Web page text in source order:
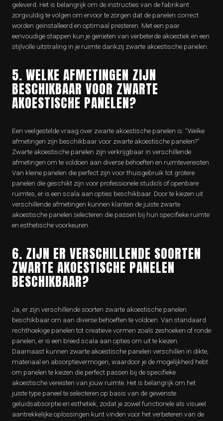
geleverd. Het is belangrijk om de instructies van de fabrikant
zorgvuldig te volgen om ervoor te zorgen dat de panelen correct
worden geïnstalleerd en optimaal presteren. Met een paar
eenvoudige stappen kun je genieten van verbeterde akoestiek en een
stijlvolle uitstraling in je ruimte dankzij zwarte akoestische panelen.
5. WELKE AFMETINGEN ZIJN
BESCHIKBAAR VOOR ZWARTE
AKOESTISCHE PANELEN?
Een veelgestelde vraag over zwarte akoestische panelen is: “Welke
afmetingen zijn beschikbaar voor zwarte akoestische panelen?”
Zwarte akoestische panelen zijn verkrijgbaar in verschillende
afmetingen om te voldoen aan diverse behoeften en ruimtevereisten.
Van kleine panelen die perfect zijn voor thuisgebruik tot grotere
panelen die geschikt zijn voor professionele studio’s of openbare
ruimtes, er is een scala aan opties beschikbaar. Door te kiezen uit
verschillende afmetingen kunnen klanten de juiste zwarte
akoestische panelen selecteren die passen bij hun specifieke ruimte
en esthetische voorkeuren.
6. ZIJN ER VERSCHILLENDE SOORTEN
ZWARTE AKOESTISCHE PANELEN
BESCHIKBAAR?
Ja, er zijn verschillende soorten zwarte akoestische panelen
beschikbaar om aan diverse behoeften te voldoen. Van standaard
rechthoekige panelen tot creatieve vormen zoals zeshoeken of ronde
panelen, er is een breed scala aan opties om uit te kiezen.
Daarnaast kunnen zwarte akoestische panelen verschillen in dikte,
materiaal en absorptievermogen, waardoor je de mogelijkheid hebt
om panelen te kiezen die perfect passen bij de specifieke
akoestische vereisten van jouw ruimte. Het is belangrijk om het
juiste type paneel te selecteren op basis van de gewenste
geluidsabsorptie en esthetiek, zodat je zowel functionele als visueel
aantrekkelijke oplossingen kunt vinden voor het verbeteren van de